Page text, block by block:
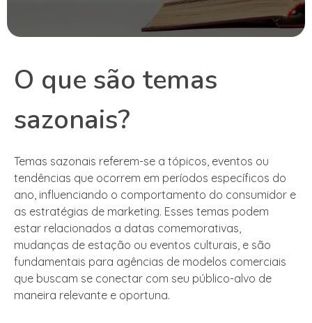
O que são temas
sazonais?
Temas sazonais referem-se a tópicos, eventos ou
tendências que ocorrem em períodos específicos do
ano, influenciando o comportamento do consumidor e
as estratégias de marketing. Esses temas podem
estar relacionados a datas comemorativas,
mudanças de estação ou eventos culturais, e são
fundamentais para agências de modelos comerciais
que buscam se conectar com seu público-alvo de
maneira relevante e oportuna.